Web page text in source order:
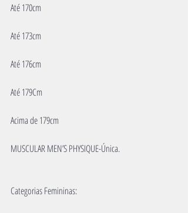
Até 170cm
Até 173cm
Até 176cm
Até 179Cm
Acima de 179cm
MUSCULAR MEN’S PHYSIQUE-Única.
Categorias Femininas: